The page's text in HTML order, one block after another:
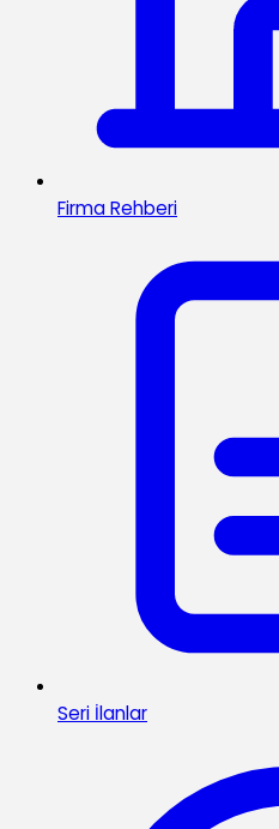
Firma Rehberi
Seri İlanlar